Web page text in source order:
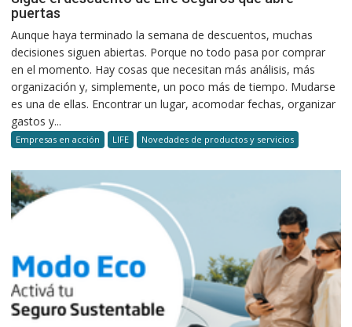
puertas
Aunque haya terminado la semana de descuentos, muchas
decisiones siguen abiertas. Porque no todo pasa por comprar
en el momento. Hay cosas que necesitan más análisis, más
organización y, simplemente, un poco más de tiempo. Mudarse
es una de ellas. Encontrar un lugar, acomodar fechas, organizar
gastos y...
Empresas en acción LIFE Novedades de productos y servicios